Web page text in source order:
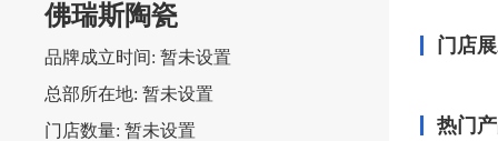
佛瑞斯陶瓷
品牌成立时间: 暂未设置
总部所在地: 暂未设置
门店数量: 暂未设置
门店
热门